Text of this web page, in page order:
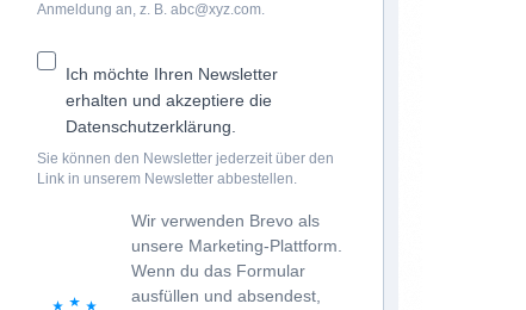
Anmeldung an, z. B. abc@xyz.com.
Ich möchte Ihren Newsletter
erhalten und akzeptiere die
Datenschutzerklärung.
Sie können den Newsletter jederzeit über den
Link in unserem Newsletter abbestellen.
Wir verwenden Brevo als
unsere Marketing-Plattform.
Wenn du das Formular
ausfüllen und absendest,